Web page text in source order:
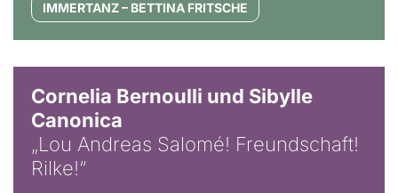
IMMERTANZ – BETTINA FRITSCHE
Cornelia Bernoulli und Sibylle
Canonica
„Lou Andreas Salomé! Freundschaft!
Rilke!“